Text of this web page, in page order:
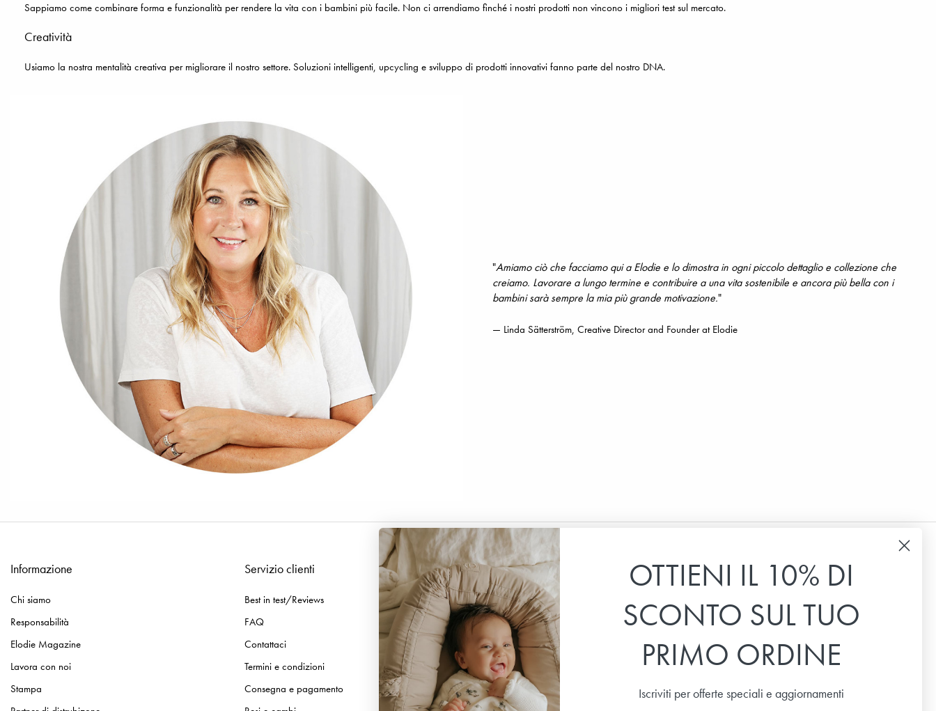
Sappiamo come combinare forma e funzionalità per rendere la vita con i bambini più facile. Non ci arrendiamo finché i nostri prodotti non vincono i migliori test sul mercato.
Creatività
Usiamo la nostra mentalità creativa per migliorare il nostro settore. Soluzioni intelligenti, upcycling e sviluppo di prodotti innovativi fanno parte del nostro DNA.
"Amiamo ciò che facciamo qui a Elodie e lo dimostra in ogni piccolo dettaglio e collezione che
creiamo. Lavorare a lungo termine e contribuire a una vita sostenibile e ancora più bella con i
bambini sarà sempre la mia più grande motivazione."
— Linda Sätterström, Creative Director and Founder at Elodie
Informazione
Chi siamo
Responsabilità
Elodie Magazine
Lavora con noi
Stampa
Servizio clienti
Best in test/Reviews
FAQ
Contattaci
Termini e condizioni
Consegna e pagamento
Seguici
Facebook
Instagram
TikTok
Pinterest
Youtube
Ricevi i nostri inviti
notizie, le offerte speciali, suggerimenti e spunti.
Email
OTTIENI IL 10% DI
SCONTO SUL TUO
PRIMO ORDINE
Iscriviti per offerte speciali e aggiornamenti